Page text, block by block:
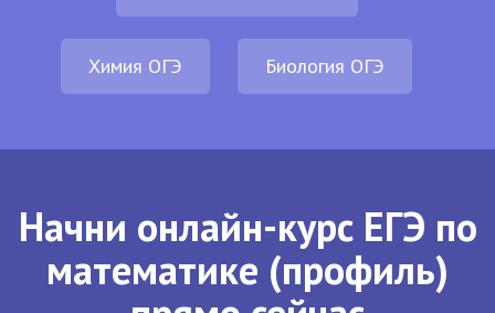
Химия ОГЭ Биология ОГЭ
Начни онлайн-курс ЕГЭ по
математике (профиль)